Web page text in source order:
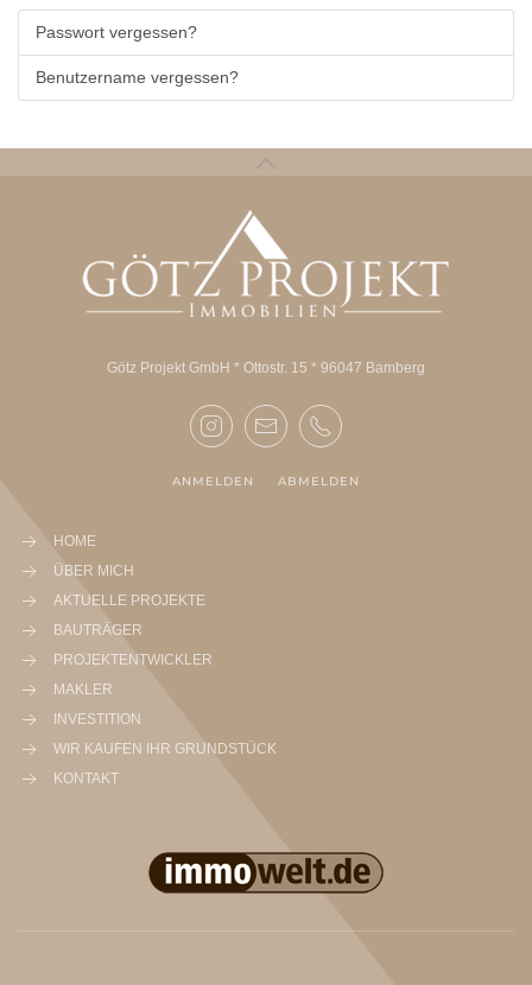
Passwort vergessen?
Benutzername vergessen?
Götz Projekt GmbH * Ottostr. 15 * 96047 Bamberg
ANMELDEN ABMELDEN
HOME
ÜBER MICH
AKTUELLE PROJEKTE
BAUTRÄGER
PROJEKTENTWICKLER
MAKLER
INVESTITION
WIR KAUFEN IHR GRUNDSTÜCK
KONTAKT